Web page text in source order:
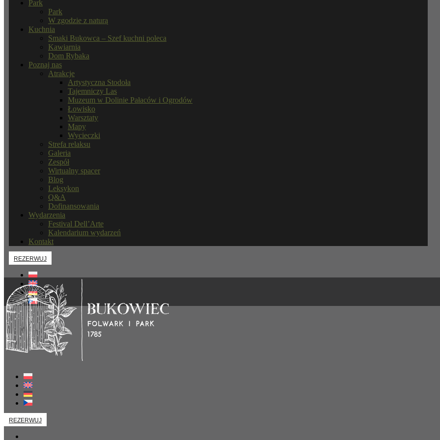
Park
Park
W zgodzie z naturą
Kuchnia
Smaki Bukowca – Szef kuchni poleca
Kawiarnia
Dom Rybaka
Poznaj nas
Atrakcje
Artystyczna Stodoła
Tajemniczy Las
Muzeum w Dolinie Pałaców i Ogrodów
Łowisko
Warsztaty
Mapy
Wycieczki
Strefa relaksu
Galeria
Zespół
Wirtualny spacer
Blog
Leksykon
Q&A
Dofinansowania
Wydarzenia
Festival Dell’Arte
Kalendarium wydarzeń
Kontakt
REZERWUJ
REZERWUJ